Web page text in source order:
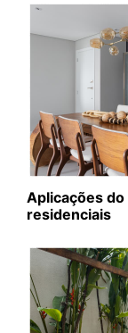
Aplicações
residenciais